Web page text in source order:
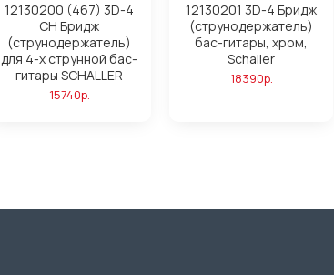
12130200 (467) 3D-4
CH Бридж
(струнодержатель)
для 4-х струнной бас-
гитары SCHALLER
15740р.
12130201 3D-4 Бридж
(струнодержатель)
бас-гитары, хром,
Schaller
18390р.